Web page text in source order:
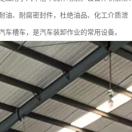
油、耐腐密封件，杜绝油品、化工介质泄
槽车，是汽车装卸作业的常用设备。